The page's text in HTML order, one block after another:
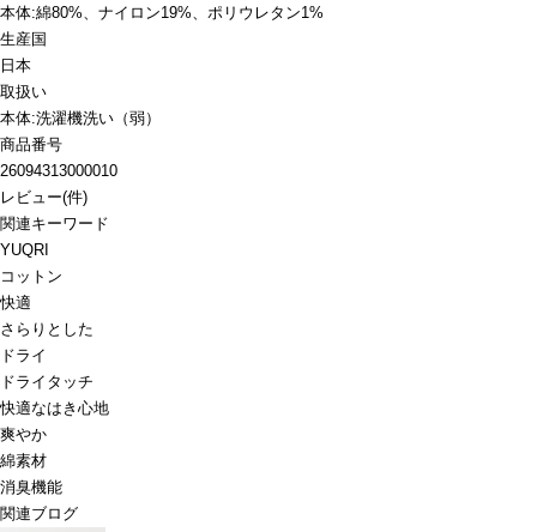
本体:綿80%、ナイロン19%、ポリウレタン1%
生産国
日本
取扱い
本体:洗濯機洗い（弱）
商品番号
26094313000010
レビュー(件)
関連キーワード
YUQRI
コットン
快適
さらりとした
ドライ
ドライタッチ
快適なはき心地
爽やか
綿素材
消臭機能
関連ブログ